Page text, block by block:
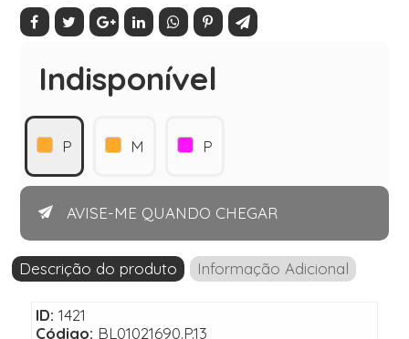
Indisponível
P M P
AVISE-ME QUANDO CHEGAR
Descrição do produto Informação Adicional
ID: 1421
Código: BL01021690.P.13